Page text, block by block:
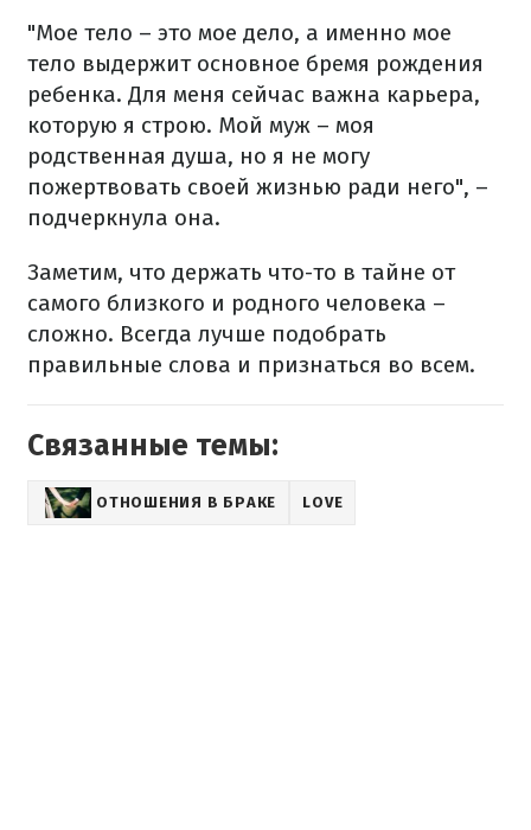
"Мое тело – это мое дело, а именно мое
тело выдержит основное бремя рождения
ребенка. Для меня сейчас важна карьера,
которую я строю. Мой муж – моя
родственная душа, но я не могу
пожертвовать своей жизнью ради него", –
подчеркнула она.
Заметим, что держать что-то в тайне от
самого близкого и родного человека –
сложно. Всегда лучше подобрать
правильные слова и признаться во всем.
Связанные темы:
ОТНОШЕНИЯ В БРАКЕ LOVE